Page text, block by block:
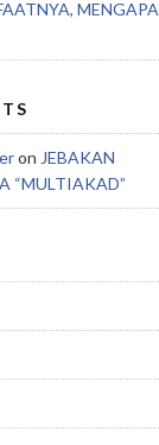
MENGAPA
on JEBAKAN
“MULTIAKAD”